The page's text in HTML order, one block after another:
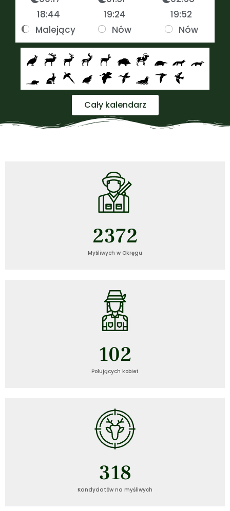
18:44
Malejący
19:24
Nów
19:52
Nów
Cały kalendarz
Myśliwych w Okręgu
2372
Polujących kobiet
102
Kandydatów na myśliwych
318